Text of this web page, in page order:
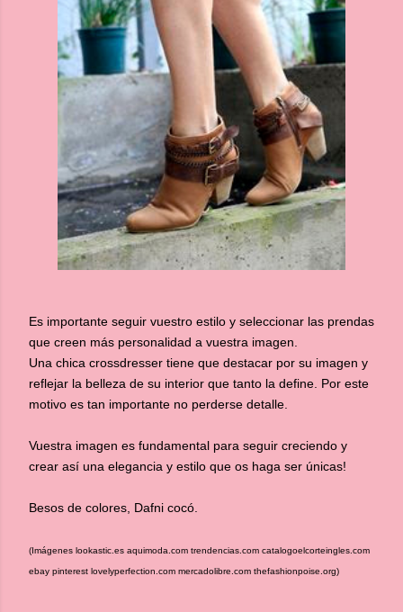
Es importante seguir vuestro estilo y seleccionar las prendas
que creen más personalidad a vuestra imagen.
Una chica crossdresser tiene que destacar por su imagen y
reflejar la belleza de su interior que tanto la define. Por este
motivo es tan importante no perderse detalle.
Vuestra imagen es fundamental para seguir creciendo y
crear así una elegancia y estilo que os haga ser únicas!
Besos de colores, Dafni cocó.
(Imágenes lookastic.es aquimoda.com trendencias.com catalogoelcorteingles.com
ebay pinterest lovelyperfection.com mercadolibre.com thefashionpoise.org)